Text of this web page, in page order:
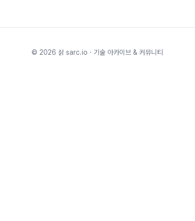
© 2026 삵 sarc.io · 기술 아카이브 & 커뮤니티